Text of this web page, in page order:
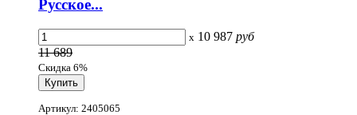
Русское...
x 10 987 руб
11 689
Скидка 6%
Артикул: 2405065